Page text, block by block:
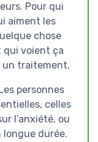
Pour qui
aiment les
chose
qui voient ça
un traitement.
personnes
celles
l’anxiété, ou
durée.